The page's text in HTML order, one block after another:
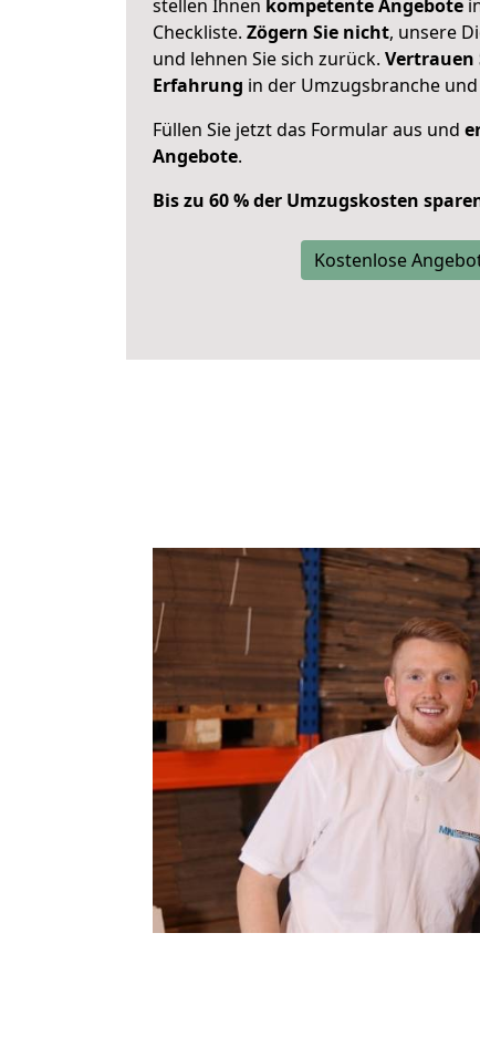
stellen Ihnen kompetente Angebote
Checkliste. Zögern Sie nicht, unsere
und lehnen Sie sich zurück. Vertrauen
Erfahrung in der Umzugsbranche
Füllen Sie jetzt das Formular aus und
Angebote.
Bis zu 60 % der Umzugskosten
Kostenlose